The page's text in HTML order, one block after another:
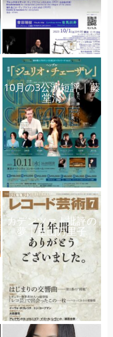
10月の3公演短評｜藤
堂清
カデンツァ｜批評の
夢｜丘山万里子